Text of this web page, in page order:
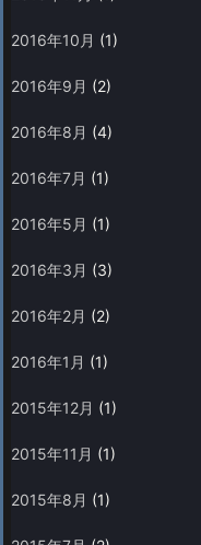
2016年10月 (1)
2016年9月 (2)
2016年8月 (4)
2016年7月 (1)
2016年5月 (1)
2016年3月 (3)
2016年2月 (2)
2016年1月 (1)
2015年12月 (1)
2015年11月 (1)
2015年8月 (1)